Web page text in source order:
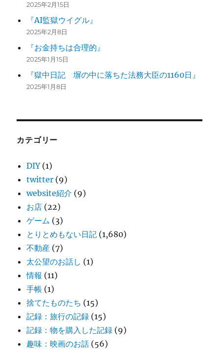
2025年2月15日
『AI監獄ウイグル』
2025年2月8日
『お金持ちは合理的』
2025年1月15日
『獄中日記 塀の中に落ちた法務大臣の1160日』
2025年1月8日
カテゴリー
DIY(1)
twitter (9)
website紹介 (9)
お店 (22)
ゲーム (3)
とりとめもない日記 (1,680)
不動産 (7)
太公望のお話し (1)
情報 (11)
手帳 (1)
捨てたものたち (15)
記録：旅行の記録 (15)
記録：物を購入した記録 (9)
趣味：映画のお話 (56)